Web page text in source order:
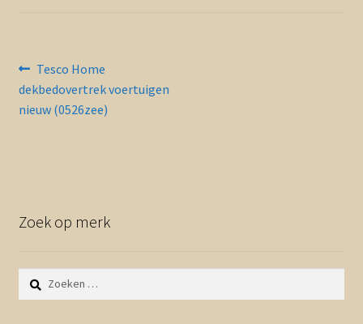
Bericht
navigatie
Vorig
bericht:
Tesco Home
dekbedovertrek voertuigen
nieuw (0526zee)
Zoek op merk
Zoeken
naar: